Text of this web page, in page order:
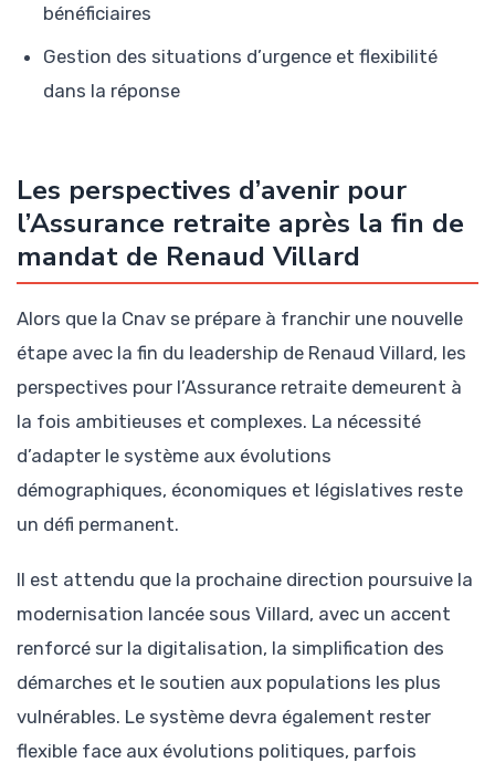
bénéficiaires
Gestion des situations d’urgence et flexibilité
dans la réponse
Les perspectives d’avenir pour
l’Assurance retraite après la fin de
mandat de Renaud Villard
Alors que la Cnav se prépare à franchir une nouvelle
étape avec la fin du leadership de Renaud Villard, les
perspectives pour l’Assurance retraite demeurent à
la fois ambitieuses et complexes. La nécessité
d’adapter le système aux évolutions
démographiques, économiques et législatives reste
un défi permanent.
Il est attendu que la prochaine direction poursuive la
modernisation lancée sous Villard, avec un accent
renforcé sur la digitalisation, la simplification des
démarches et le soutien aux populations les plus
vulnérables. Le système devra également rester
flexible face aux évolutions politiques, parfois